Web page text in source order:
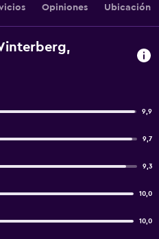
Opiniones Ubicación
9,9
9,7
9,3
10,0
10,0